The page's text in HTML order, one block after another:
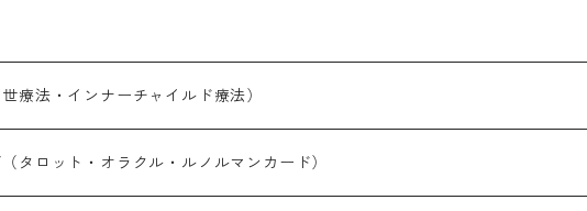
療法・インナーチャイルド療法）
約制）
タロット・オラクル・ルノルマンカード）